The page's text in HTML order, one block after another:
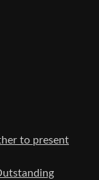
to present